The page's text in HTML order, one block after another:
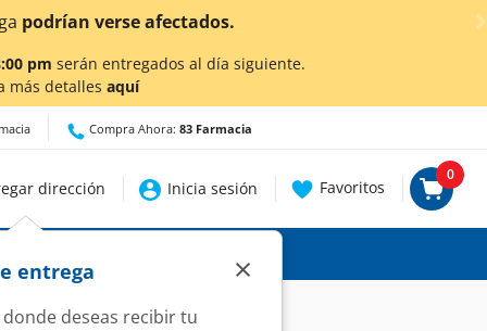
¡Ahora también en
pm serán entregados al día siguiente.
más detalles aquí
Compra Ahora: 83 Farmacia
dirección
entrega
deseas recibir tu
×
Inicia sesión Favoritos
0